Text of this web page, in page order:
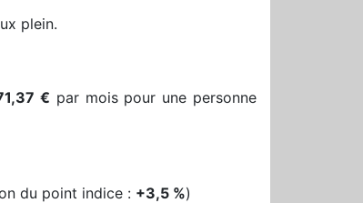
plein.
€ par mois pour une personne
du point indice : +3,5 %)